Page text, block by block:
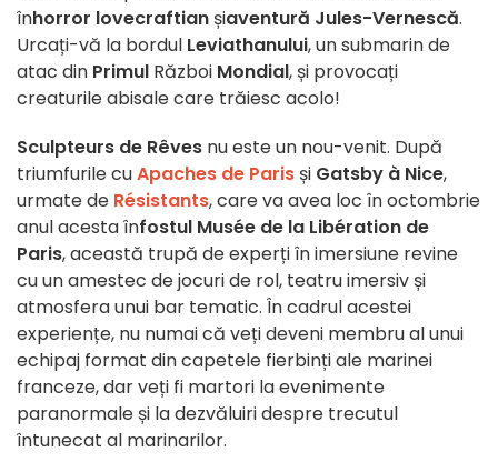
înhorror lovecraftian șiaventură Jules-Vernescă.
Urcați-vă la bordul Leviathanului, un submarin de
atac din Primul Război Mondial, și provocați
creaturile abisale care trăiesc acolo!
Sculpteurs de Rêves nu este un nou-venit. După
triumfurile cuApaches de Paris și Gatsby à Nice,
urmate de Résistants, care va avea loc în octombrie
anul acesta înfostul Musée de la Libération de
Paris, această trupă de experți în imersiune revine
cu un amestec de jocuri de rol, teatru imersiv și
atmosfera unui bar tematic. În cadrul acestei
experiențe, nu numai că veți deveni membru al unui
echipaj format din capetele fierbinți ale marinei
franceze, dar veți fi martori la evenimente
paranormale și la dezvăluiri despre trecutul
întunecat al marinarilor.